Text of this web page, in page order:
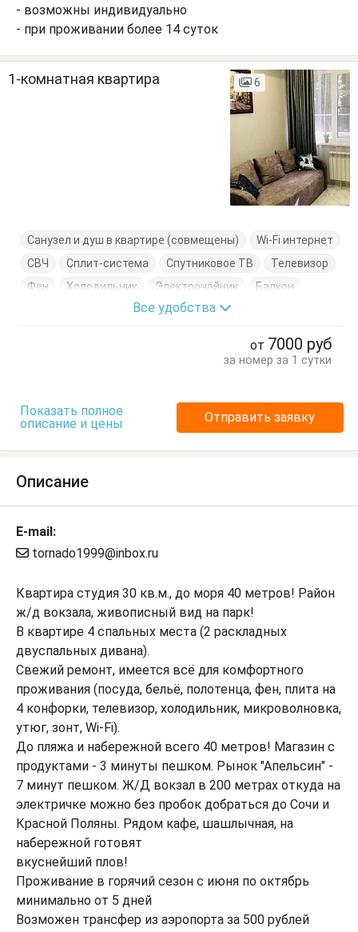
- возможны индивидуально
- при проживании более 14 суток
1-комнатная квартира 6
Санузел и душ в квартире (совмещены)
Wi-Fi интернет
СВЧ
Сплит-система Спутниковое ТВ
Телевизор
Фен
Холодильник Электрочайник
Балкон
Диван-кровать
Журнальный столик
Все удобства
от 7000 руб
за номер за 1 сутки
Показать полное
описание и цены
Отправить заявку
Описание
E-mail:
tornado1999@inbox.ru
Квартира студия 30 кв.м., до моря 40 метров! Район
ж/д вокзала, живописный вид на парк!
В квартире 4 спальных места (2 раскладных
двуспальных дивана).
Свежий ремонт, имеется всё для комфортного
проживания (посуда, бельё, полотенца, фен, плита на
4 конфорки, телевизор, холодильник, микроволновка,
утюг, зонт, Wi-Fi).
До пляжа и набережной всего 40 метров! Магазин с
продуктами - 3 минуты пешком. Рынок "Апельсин" -
7 минут пешком. Ж/Д вокзал в 200 метрах откуда на
электричке можно без пробок добраться до Сочи и
Красной Поляны. Рядом кафе, шашлычная, на
набережной готовят
вкуснейший плов!
Проживание в горячий сезон с июня по октябрь
минимально от 5 дней
Возможен трансфер из аэропорта за 500 рублей